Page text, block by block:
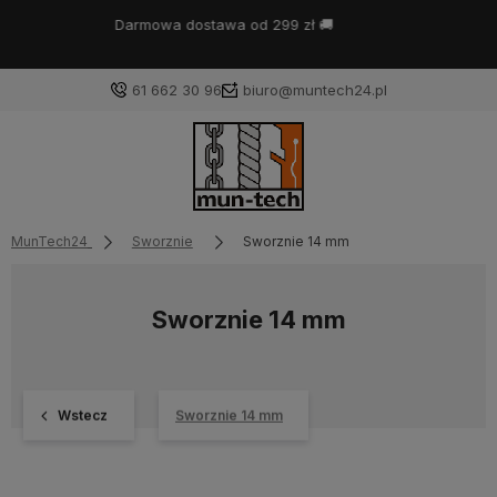
Bestseller:zawiesie linowe na wymiar
61 662 30 96 biuro@muntech24.pl
MunTech24 Sworznie Sworznie 14 mm
Sworznie 14 mm
Wstecz Sworznie 14 mm